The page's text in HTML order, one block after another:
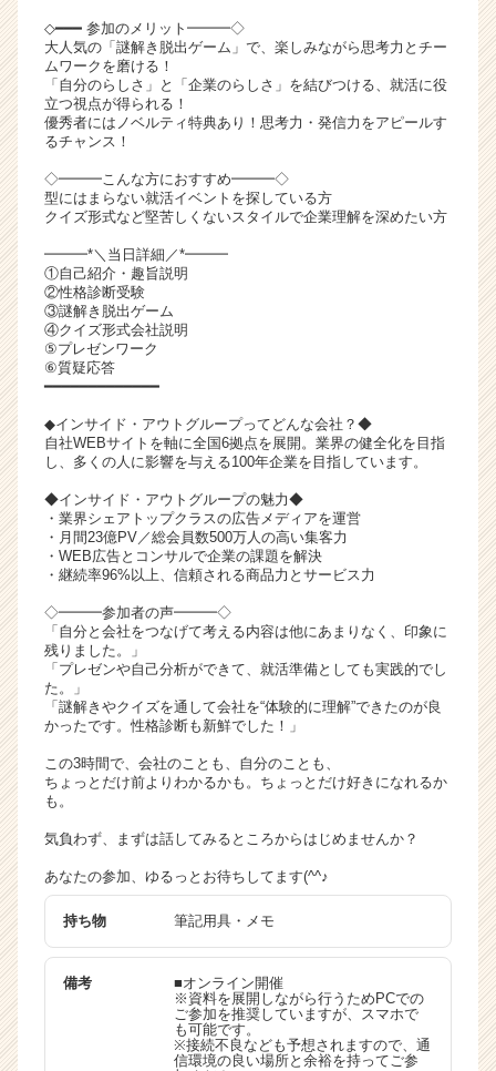
活
サ
イ
ト
チ
ャ
リ
h
e
r
e
e
r）
◇━━━ 参加のメリット━━━◇
大人気の「謎解き脱出ゲーム」で、楽しみながら思考力とチー
ムワークを磨ける！
「自分のらしさ」と「企業のらしさ」を結びつける、就活に役
立つ視点が得られる！
優秀者にはノベルティ特典あり！思考力・発信力をアピールす
るチャンス！
◇━━━こんな方におすすめ━━━◇
型にはまらない就活イベントを探している方
クイズ形式など堅苦しくないスタイルで企業理解を深めたい方
━━━*＼当日詳細／*━━━
①自己紹介・趣旨説明
②性格診断受験
③謎解き脱出ゲーム
④クイズ形式会社説明
⑤プレゼンワーク
⑥質疑応答
━━━━━━━━━━━━━
◆インサイド・アウトグループってどんな会社？◆
自社WEBサイトを軸に全国6拠点を展開。業界の健全化を目指
し、多くの人に影響を与える100年企業を目指しています。
◆インサイド・アウトグループの魅力◆
・業界シェアトップクラスの広告メディアを運営
・月間23億PV／総会員数500万人の高い集客力
・WEB広告とコンサルで企業の課題を解決
・継続率96%以上、信頼される商品力とサービス力
◇━━━参加者の声━━━◇
「自分と会社をつなげて考える内容は他にあまりなく、印象に
残りました。」
「プレゼンや自己分析ができて、就活準備としても実践的でし
た。」
「謎解きやクイズを通して会社を“体験的に理解”できたのが良
かったです。性格診断も新鮮でした！」
この3時間で、会社のことも、自分のことも、
ちょっとだけ前よりわかるかも。ちょっとだけ好きになれるか
も。
気負わず、まずは話してみるところからはじめませんか？
あなたの参加、ゆるっとお待ちしてます(^^♪
持ち物 筆記用具・メモ
備考
■オンライン開催
※資料を展開しながら行うためPCでの
ご参加を推奨していますが、スマホで
も可能です。
※接続不良なども予想されますので、通
信環境の良い場所と余裕を持ってご参